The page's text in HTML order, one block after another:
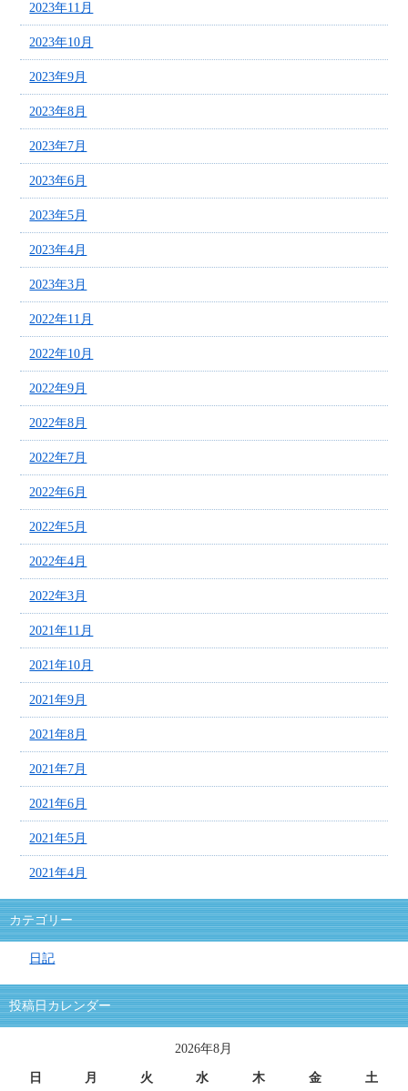
2023年11月
2023年10月
2023年9月
2023年8月
2023年7月
2023年6月
2023年5月
2023年4月
2023年3月
2022年11月
2022年10月
2022年9月
2022年8月
2022年7月
2022年6月
2022年5月
2022年4月
2022年3月
2021年11月
2021年10月
2021年9月
2021年8月
2021年7月
2021年6月
2021年5月
2021年4月
カテゴリー
日記
投稿日カレンダー
2026年8月
日 月 火 水 木 金 土